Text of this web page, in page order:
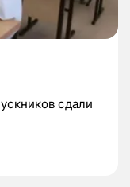
сдали